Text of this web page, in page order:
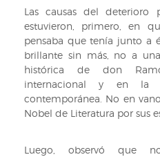
Cantar
de
Mio
Cid
(1908/12)
Las causas del deterioro
estuvieron, primero, en
pensaba que tenía junto a
brillante sin más, no a
histórica de don
internacional y en la
contemporánea. No en
Nobel de Literatura por sus
Luego, observó que